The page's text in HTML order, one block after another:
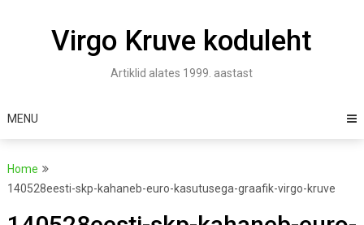
Virgo Kruve koduleht
Artiklid alates 1999. aastast
MENU
Home
140528eesti-skp-kahaneb-euro-kasutusega-graafik-virgo-kruve